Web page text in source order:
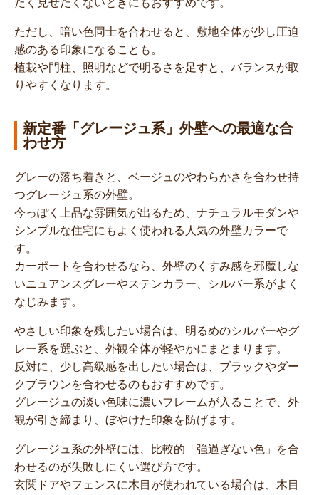
ただし、暗い色同士を合わせると、敷地全体が少し圧迫
感のある印象になることも。
植栽や門柱、照明などで明るさを足すと、バランスが取
りやすくなります。
新定番「グレージュ系」外壁への最適な合
わせ方
グレーの落ち着きと、ベージュのやわらかさを合わせ持
つグレージュ系の外壁。
今っぽく上品な雰囲気が出るため、ナチュラルモダンや
シンプルな住宅にもよく使われる人気の外壁カラーで
す。
カーポートを合わせるなら、外壁のくすみ感を邪魔しな
いニュアンスグレーやステンカラー、シルバー系がよく
なじみます。
やさしい印象を残したい場合は、明るめのシルバーやグ
レー系を選ぶと、外観全体が軽やかにまとまります。
反対に、少し高級感を出したい場合は、ブラックやダー
クブラウンを合わせるのもおすすめです。
グレージュの淡い色味に濃いフレームが入ることで、外
観が引き締まり、ぼやけた印象を防げます。
グレージュ系の外壁には、比較的「強過ぎない色」を合
わせるのが失敗しにくい選び方です。
玄関ドアやフェンスに木目が使われている場合は、木目